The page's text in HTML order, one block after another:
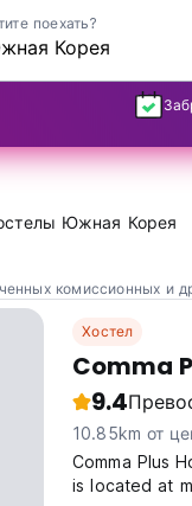
поехать?
Южная Корея
комиссионных и
Хостел
Comma
9.4
10.85km от
Comma Plus
is located at